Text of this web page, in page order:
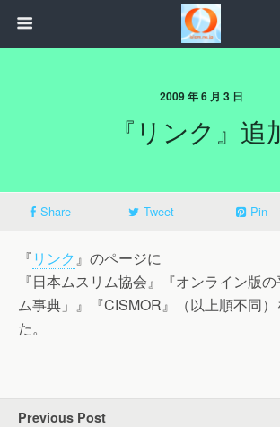
2009 年 6 月 3 日
『リンク』追
Share Tweet Pin
『リンク 』のページに
『日本ムスリム協会』『オンライン版
ム事典」』『CISMOR』（以上順不同
た。
Previous Post